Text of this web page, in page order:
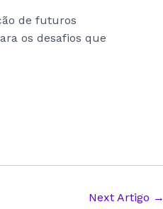
de futuros
os desafios que
Next Artigo →